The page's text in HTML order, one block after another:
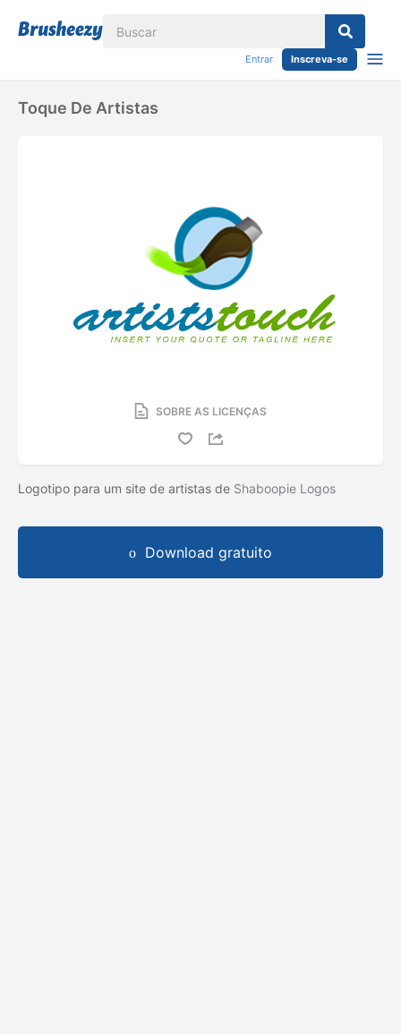
Entrar Inscreva-se
Toque De Artistas
SOBRE AS LICENÇAS
Logotipo para um site de artistas de Shaboopie Logos
Download gratuito